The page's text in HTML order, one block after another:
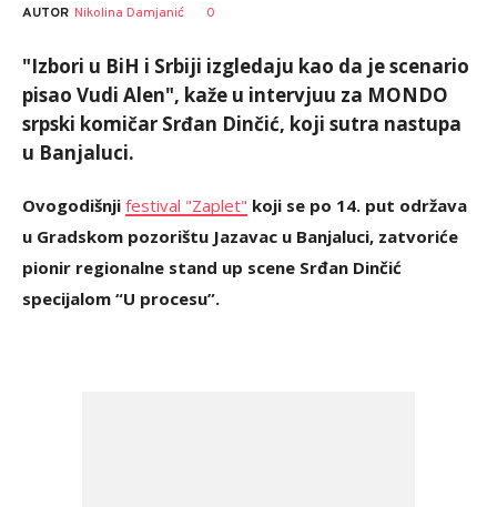
AUTOR Nikolina Damjanić 0
"Izbori u BiH i Srbiji izgledaju kao da je scenario
pisao Vudi Alen", kaže u intervjuu za MONDO
srpski komičar Srđan Dinčić, koji sutra nastupa
u Banjaluci.
Ovogodišnji festival "Zaplet" koji se po 14. put održava
u Gradskom pozorištu Jazavac u Banjaluci, zatvoriće
pionir regionalne stand up scene Srđan Dinčić
specijalom “U procesu”.